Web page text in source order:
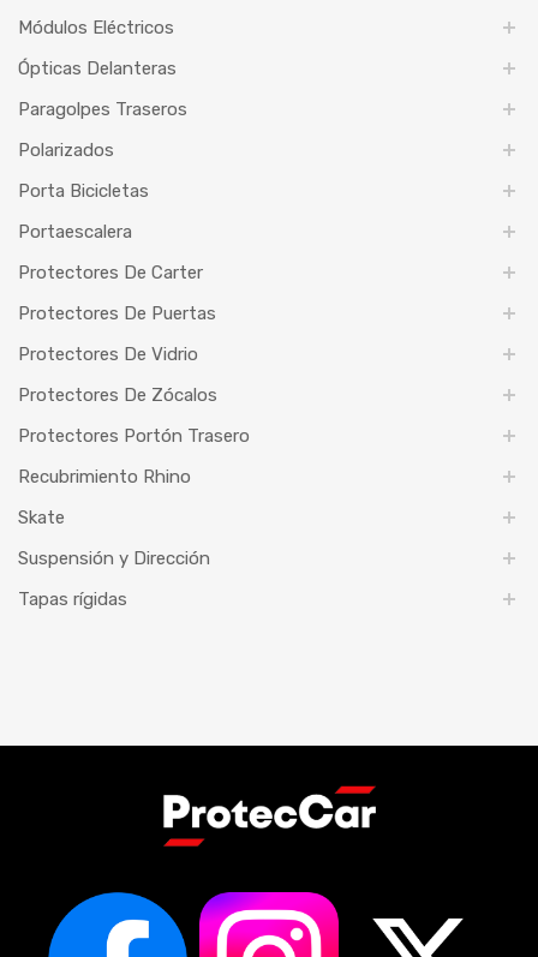
Módulos Eléctricos
Ópticas Delanteras
Paragolpes Traseros
Polarizados
Porta Bicicletas
Portaescalera
Protectores De Carter
Protectores De Puertas
Protectores De Vidrio
Protectores De Zócalos
Protectores Portón Trasero
Recubrimiento Rhino
Skate
Suspensión y Dirección
Tapas rígidas